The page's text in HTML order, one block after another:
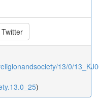
Twitter
13/0/
)